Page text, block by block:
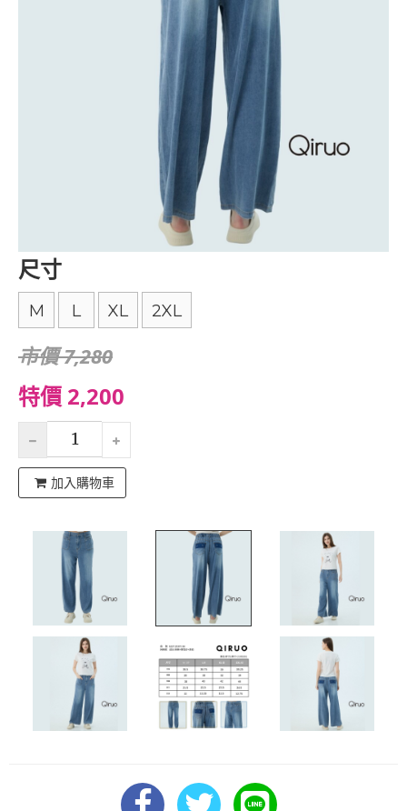
尺寸
M L XL 2XL
市價 7,280
特價 2,200
加入購物車